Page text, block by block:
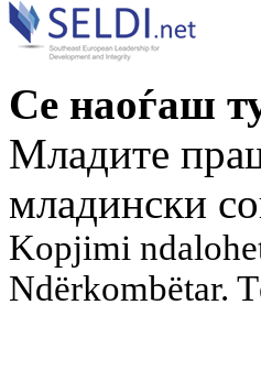
Се наоѓаш
Младите
младински
Kopjimi
Ndërkombëtar.